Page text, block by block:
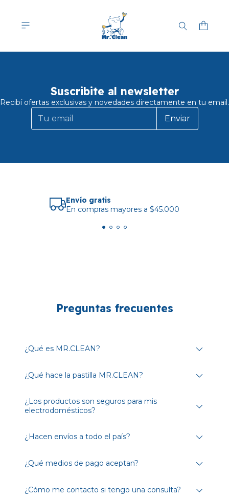
Suscribite al newsletter
Recibí ofertas exclusivas y novedades directamente en tu email.
Enviar
Envío gratis
En compras mayores a $45.000
Preguntas frecuentes
¿Qué es MR.CLEAN?
¿Qué hace la pastilla MR.CLEAN?
¿Los productos son seguros para mis
electrodomésticos?
¿Hacen envíos a todo el país?
¿Qué medios de pago aceptan?
¿Cómo me contacto si tengo una consulta?